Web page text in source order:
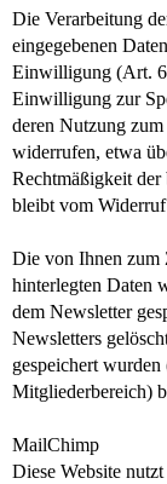
Die Verarbeitung
eingegebenen
Einwilligung (Art.
Einwilligung zur
deren Nutzung
widerrufen, etwa
Rechtmäßigkeit der
bleibt vom
Die von Ihnen zum
hinterlegten Daten
dem Newsletter
Newsletters
gespeichert
Mitgliederbereich)
MailChimp
Diese Website